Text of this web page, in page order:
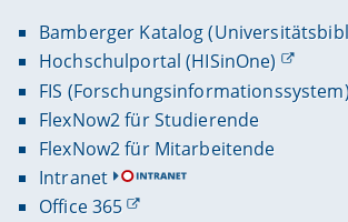
Bamberger Katalog
Hochschulportal (HISinOne)
FIS
FlexNow2 für Studierende
FlexNow2 für Mitarbeitende
Intranet
Office 365